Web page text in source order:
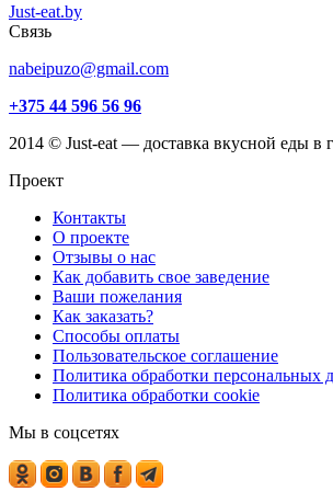
Just-eat.by
Связь
nabeipuzo@gmail.com
+375 44 596 56 96
2014 © Just-eat — доставка вкусной еды в
Проект
Контакты
О проекте
Отзывы о нас
Как добавить свое заведение
Ваши пожелания
Как заказать?
Способы оплаты
Пользовательское соглашение
Политика обработки персональных
Политика обработки cookie
Мы в соцсетях